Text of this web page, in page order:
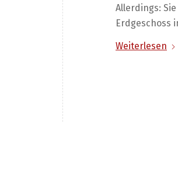
Allerdings:
Erdgeschoss
Weiterlesen